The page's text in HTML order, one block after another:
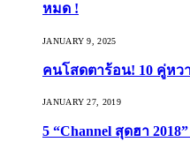
หมด !
JANUARY 9, 2025
คนโสดตาร้อน! 10 คู่หว
JANUARY 27, 2019
5 “Channel สุดฮา